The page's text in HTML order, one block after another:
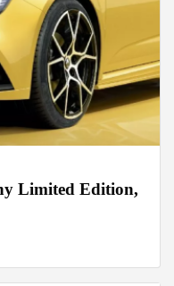
Limited Edition,